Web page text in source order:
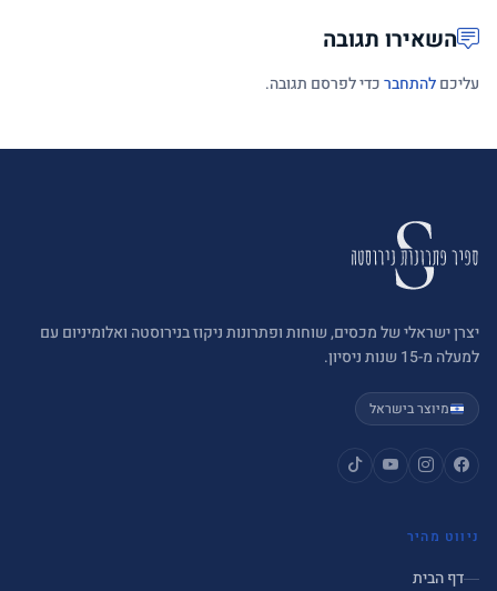
השאירו תגובה
עליכםלהתחברכדי לפרסם תגובה.
יצרן ישראלי של מכסים, שוחות ופתרונות ניקוז בנירוסטה ואלומיניום עם
למעלה מ-15 שנות ניסיון.
מיוצר בישראל
ניווט מהיר
דף הבית